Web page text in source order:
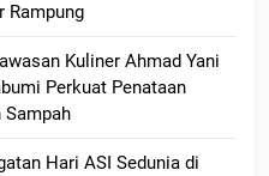
Rampung
Kuliner Ahmad Yani
Perkuat Penataan
Sampah
Hari ASI Sedunia di